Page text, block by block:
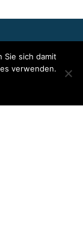
Bild- und
der
Sie sich damit
verwenden.